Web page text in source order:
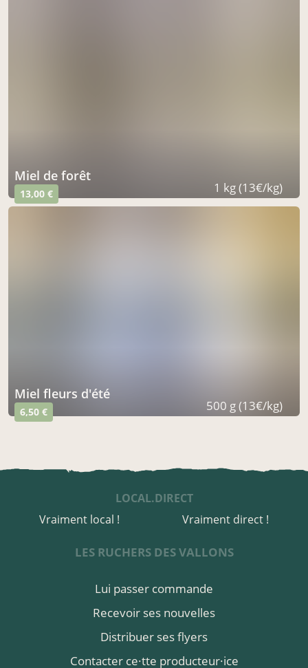
miel de forêt
13,00 € 1 kg (13€/kg)
miel fleurs d'été
6,50 € 500 g (13€/kg)
LOCAL.DIRECT
Vraiment local !
Vraiment direct !
LES RUCHERS DES VALLONS
Lui passer commande
Recevoir ses nouvelles
Distribuer ses flyers
Contacter ce·tte producteur·ice